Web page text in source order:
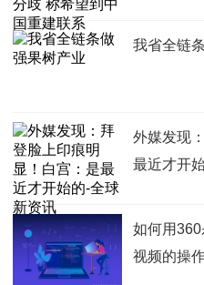
我省全链
外媒发现
最近才开
如何用
视频的操